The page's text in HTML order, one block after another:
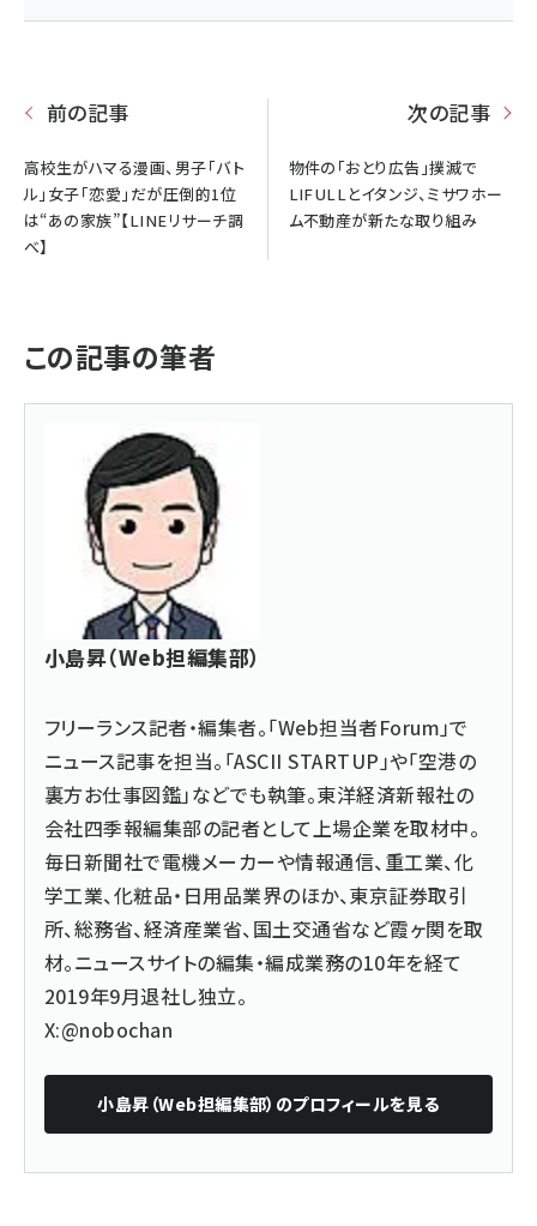
前の記事
高校生がハマる漫画、男子「バト
ル」女子「恋愛」だが圧倒的1位
は“あの家族”【LINEリサーチ調
べ】
次の記事
物件の「おとり広告」撲滅で
LIFULLとイタンジ、ミサワホー
ム不動産が新たな取り組み
この記事の筆者
小島昇（Web担編集部）
フリーランス記者・編集者。「Web担当者Forum」で
ニュース記事を担当。「ASCII STARTUP」や「空港の
裏方お仕事図鑑」などでも執筆。東洋経済新報社の
会社四季報編集部の記者として上場企業を取材中。
毎日新聞社で電機メーカーや情報通信、重工業、化
学工業、化粧品・日用品業界のほか、東京証券取引
所、総務省、経済産業省、国土交通省など霞ヶ関を取
材。ニュースサイトの編集・編成業務の10年を経て
2019年9月退社し独立。
X:@nobochan
小島昇（Web担編集部） のプロフィールを見る